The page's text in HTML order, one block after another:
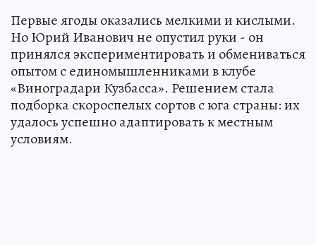
Первые ягоды оказались мелкими и кислыми.
Но Юрий Иванович не опустил руки - он
принялся экспериментировать и обмениваться
опытом с единомышленниками в клубе
«Виноградари Кузбасса». Решением стала
подборка скороспелых сортов с юга страны: их
удалось успешно адаптировать к местным
условиям.